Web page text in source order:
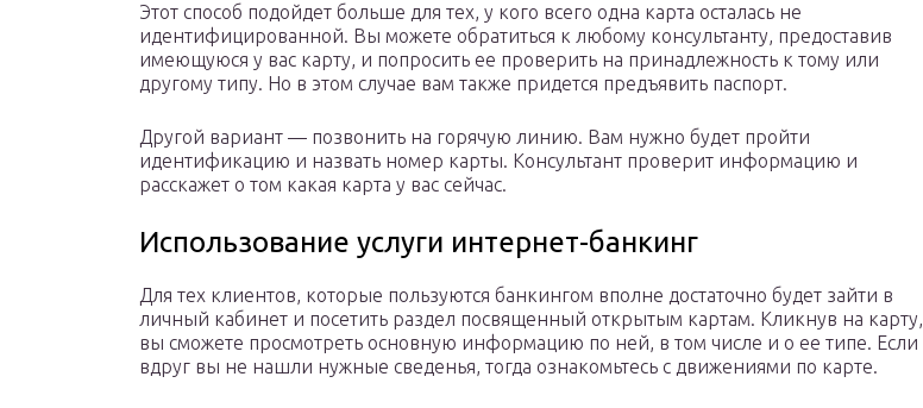
Этот способ подойдет больше для тех, у кого всего одна карта осталась не
идентифицированной. Вы можете обратиться к любому консультанту, предоставив
имеющуюся у вас карту, и попросить ее проверить на принадлежность к тому или
другому типу. Но в этом случае вам также придется предъявить паспорт.
Другой вариант — позвонить на горячую линию. Вам нужно будет пройти
идентификацию и назвать номер карты. Консультант проверит информацию и
расскажет о том какая карта у вас сейчас.
Использование услуги интернет-банкинг
Для тех клиентов, которые пользуются банкингом вполне достаточно будет зайти в
личный кабинет и посетить раздел посвященный открытым картам. Кликнув на карту,
вы сможете просмотреть основную информацию по ней, в том числе и о ее типе. Если
вдруг вы не нашли нужные сведенья, тогда ознакомьтесь с движениями по карте.